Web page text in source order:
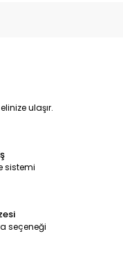
ulaşır.
sistemi
seçeneği